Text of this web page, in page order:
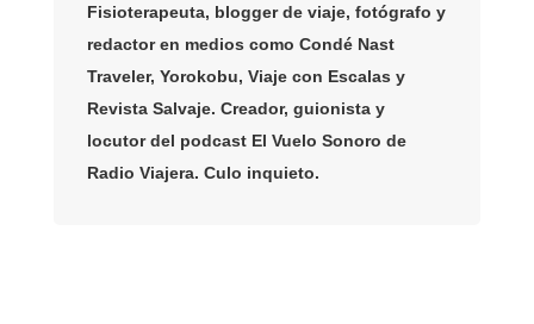
Fisioterapeuta, blogger de viaje, fotógrafo y
redactor en medios como Condé Nast
Traveler, Yorokobu, Viaje con Escalas y
Revista Salvaje. Creador, guionista y
locutor del podcast El Vuelo Sonoro de
Radio Viajera. Culo inquieto.